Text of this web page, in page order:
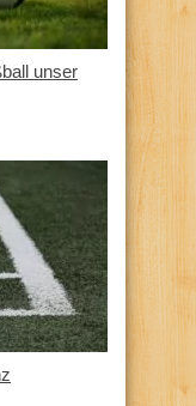
unser